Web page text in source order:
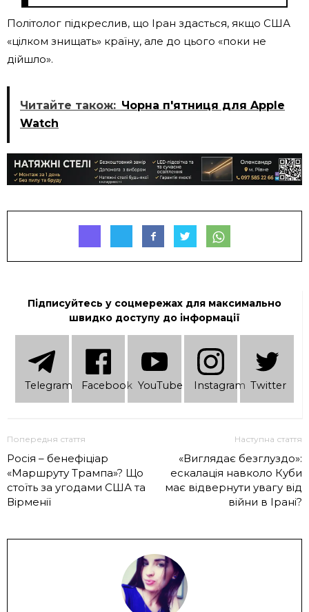
Політолог підкреслив, що Іран здасться, якщо США
«цілком знищать» країну, але до цього «поки не
дійшло».
Читайте також: Чорна п'ятниця для Apple
Watch
Підписуйтесь у соцмережах для максимально
швидко доступу до інформації
Telеgram Facebook YouTube Instagram Twitter
Попередня стаття
Росія – бенефіціар
«Маршруту Трампа»? Що
стоїть за угодами США та
Вірменії
Наступна стаття
«Виглядає безглуздо»:
ескалація навколо Куби
має відвернути увагу від
війни в Ірані?